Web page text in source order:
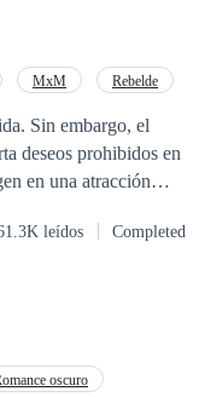
MxM
Rebelde
Sin embargo, el
deseos prohibidos en
leídos Completed
oscuro